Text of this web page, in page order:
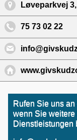
Løveparkvej
75 73 02 22
Rufen Sie uns
wenn Sie weitere
Dienstleistungen